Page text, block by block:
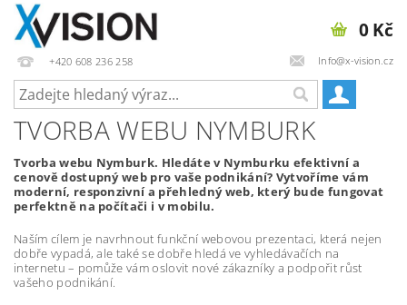
+420 608 236 258 Info@x-vision.cz
0 Kč
TVORBA WEBU NYMBURK
Tvorba webu Nymburk. Hledáte v Nymburku efektivní a
cenově dostupný web pro vaše podnikání? Vytvoříme vám
moderní, responzivní a přehledný web, který bude fungovat
perfektně na počítači i v mobilu.
Naším cílem je navrhnout funkční webovou prezentaci, která nejen
dobře vypadá, ale také se dobře hledá ve vyhledávačích na
internetu – pomůže vám oslovit nové zákazníky a podpořit růst
vašeho podnikání.